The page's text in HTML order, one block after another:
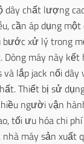
dây chất lượng
cần áp dụng
bước xử lý trong
Dòng máy này
và lắp jack nối
Thiết bị sử
người vận
tối ưu hóa chi
máy sản xuất